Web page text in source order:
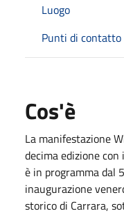
Luogo
Punti di contatto
Cos'è
La manifestazione
decima edizione
è in programma dal
inaugurazione
storico di Carrara,